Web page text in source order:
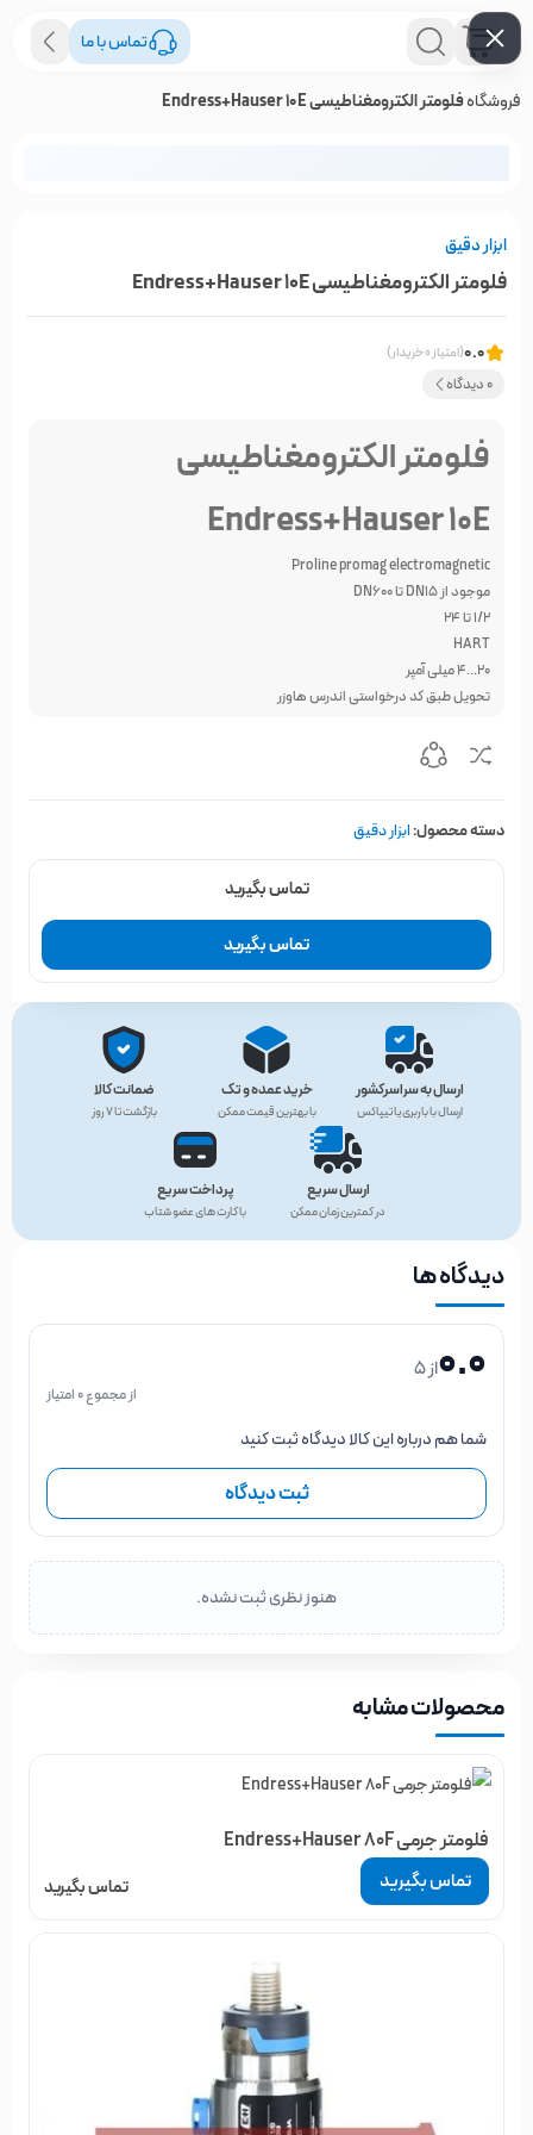
تماس با ما
فروشگاهفلومتر الکترومغناطیسی Endress+Hauser 10E
ابزار دقیق
فلومتر الکترومغناطیسی Endress+Hauser 10E
0.0(امتیاز 0 خریدار)
0 دیدگاه
فلومتر الکترومغناطیسی
Endress+Hauser 10E
Proline promag electromagnetic
موجود از DN15 تا DN600
1/2 تا 24
HART
20…4 میلی آمپر
تحویل طبق کد درخواستی اندرس هاوزر
دسته محصول:ابزار دقیق
تماس بگیرید
تماس بگیرید
ارسال به سراسرکشور
ارسال با باربری یا تیپاکس
خرید عمده و تک
با بهترین قیمت ممکن
ضمانت کالا
بازگشت تا ۷ روز
ارسال سریع
در کمترین زمان ممکن
پرداخت سریع
با کارت های عضو شتاب
دیدگاه ها
0.0از 5
از مجموع 0 امتیاز
شما هم درباره این کالا دیدگاه ثبت کنید
ثبت دیدگاه
هنوز نظری ثبت نشده.
محصولات مشابه
فلومتر جرمی Endress+Hauser 80F
تماس بگیرید تماس بگیرید